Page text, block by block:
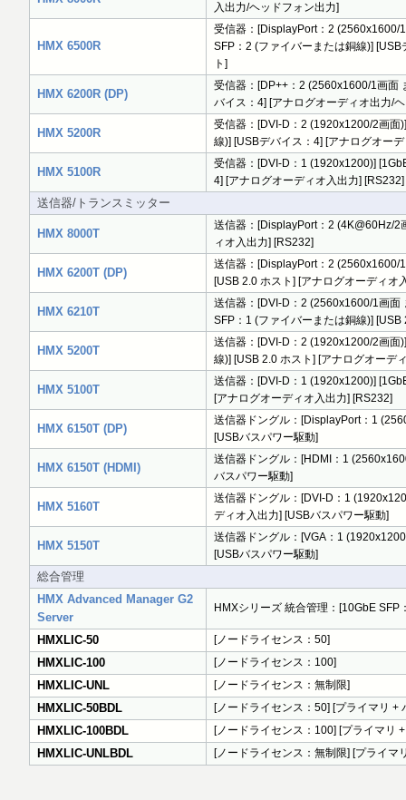
入出力/ヘッドフォン出力]
HMX 6500R
受信器：[DisplayPort：2 (2560x1600/
SFP：2 (ファイバーまたは銅線)]
ト]
HMX 6200R (DP)
受信器：[DP++：2 (2560x1600/1画面
バイス：4] [アナログオーディオ出力/
HMX 5200R
受信器：[DVI-D：2 (1920x1200/2画面
線)] [USBデバイス：4] [アナログオー
HMX 5100R
受信器：[DVI-D：1 (1920x1200)]
4] [アナログオーディオ入出力] [RS232]
送信器/トランスミッター
HMX 8000T
送信器：[DisplayPort：2 (4K@60Hz/2
ィオ入出力] [RS232]
HMX 6200T (DP)
送信器：[DisplayPort：2 (2560x1600/
[USB 2.0 ホスト] [アナログオーディオ
HMX 6210T
送信器：[DVI-D：2 (2560x1600/1画
SFP：1 (ファイバーまたは銅線)]
HMX 5200T
送信器：[DVI-D：2 (1920x1200/2画面
線)] [USB 2.0 ホスト] [アナログオーデ
HMX 5100T
送信器：[DVI-D：1 (1920x1200)]
[アナログオーディオ入出力] [RS232]
HMX 6150T (DP)
送信器ドングル：[DisplayPort：1
[USBバスパワー駆動]
HMX 6150T (HDMI)
送信器ドングル：[HDMI：1
バスパワー駆動]
HMX 5160T
送信器ドングル：[DVI-D：1
ディオ入出力] [USBバスパワー駆動]
HMX 5150T
送信器ドングル：[VGA：1
[USBバスパワー駆動]
総合管理
HMX Advanced Manager G2
Server
HMXシリーズ 統合管理：[10GbE
HMXLIC-50 [ノードライセンス：50]
HMXLIC-100 [ノードライセンス：100]
HMXLIC-UNL [ノードライセンス：無制限]
HMXLIC-50BDL [ノードライセンス：50] [プライマリ +
HMXLIC-100BDL [ノードライセンス：100] [プライマリ
HMXLIC-UNLBDL [ノードライセンス：無制限] [プライマ